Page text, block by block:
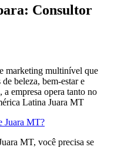
Consultor
marketing multinível que
beleza, bem-estar e
a empresa opera tanto no
Latina​ Juara MT
Juara MT?
MT, você precisa se